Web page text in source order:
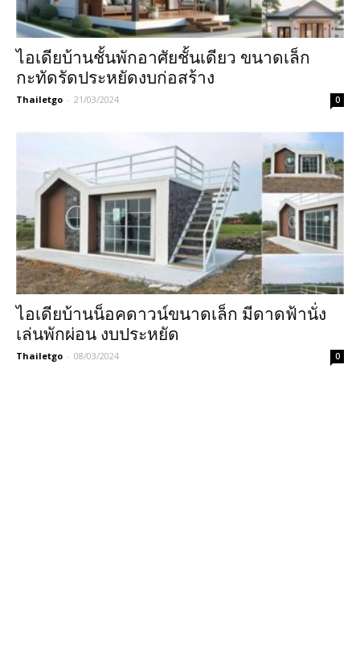
ไอเดียบ้านชั้นพักอาศัยชั้นเดียว ขนาดเล็ก
กะทัดรัดประหยัดงบก่อสร้าง
Thailetgo - 21/03/2024 0
ไอเดียบ้านน็อคดาวน์ขนาดเล็ก มีดาดฟ้านั่ง
เล่นพักผ่อน งบประหยัด
Thailetgo - 08/03/2024 0